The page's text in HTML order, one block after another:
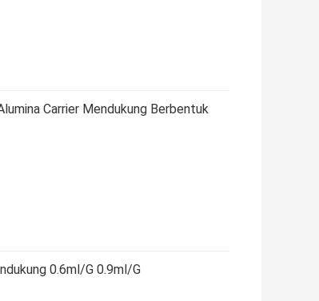
Carrier Mendukung Berbentuk
0.6ml/G 0.9ml/G